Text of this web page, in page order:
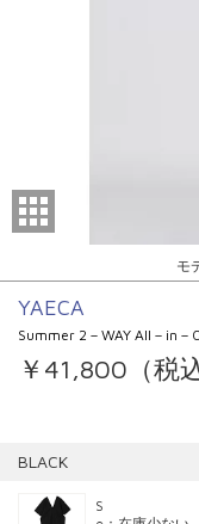
モ
YAECA
Summer 2－WAY All－in－
￥41,800（税込
BLACK
S